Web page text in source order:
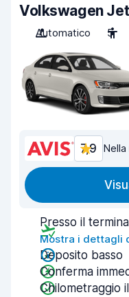
Volkswagen
Automatico
5
7,9
Presso il terminal
Mostra i dettagli
Deposito basso
Conferma
Chilometraggio